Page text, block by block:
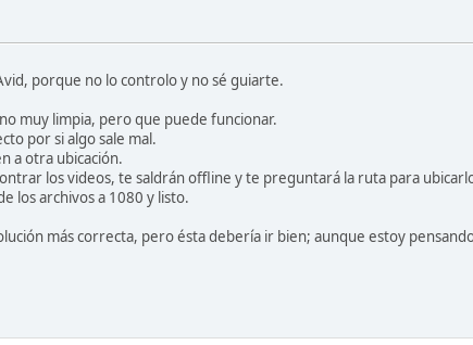
porque no lo controlo y no sé guiarte.
muy limpia, pero que puede funcionar.
por si algo sale mal.
a otra ubicación.
los videos, te saldrán offline y te preguntará la ruta para
los archivos a 1080 y listo.
más correcta, pero ésta debería ir bien; aunque estoy